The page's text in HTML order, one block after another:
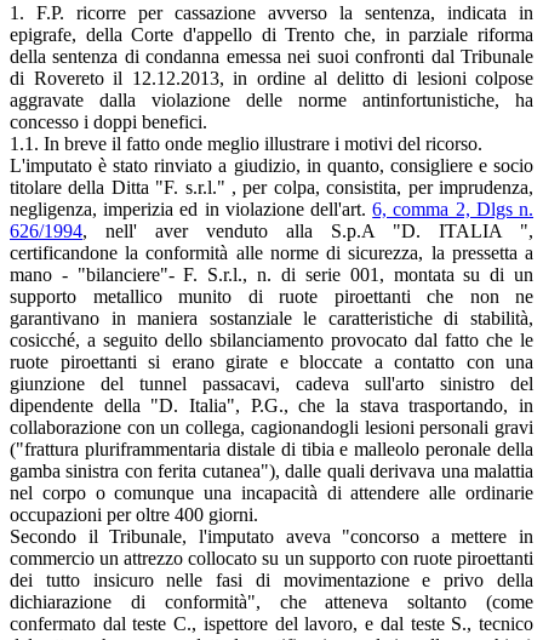
1. F.P. ricorre per cassazione avverso la sentenza, indicata in
epigrafe, della Corte d'appello di Trento che, in parziale riforma
della sentenza di condanna emessa nei suoi confronti dal Tribunale
di Rovereto il 12.12.2013, in ordine al delitto di lesioni colpose
aggravate dalla violazione delle norme antinfortunistiche, ha
concesso i doppi benefici.
1.1. In breve il fatto onde meglio illustrare i motivi del ricorso.
L'imputato è stato rinviato a giudizio, in quanto, consigliere e socio
titolare della Ditta "F. s.r.l." , per colpa, consistita, per imprudenza,
negligenza, imperizia ed in violazione dell'art.6, comma 2, Dlgs n.
626/1994, nell' aver venduto alla S.p.A "D. ITALIA ",
certificandone la conformità alle norme di sicurezza, la pressetta a
mano - "bilanciere"- F. S.r.l., n. di serie 001, montata su di un
supporto metallico munito di ruote piroettanti che non ne
garantivano in maniera sostanziale le caratteristiche di stabilità,
cosicché, a seguito dello sbilanciamento provocato dal fatto che le
ruote piroettanti si erano girate e bloccate a contatto con una
giunzione del tunnel passacavi, cadeva sull'arto sinistro del
dipendente della "D. Italia", P.G., che la stava trasportando, in
collaborazione con un collega, cagionandogli lesioni personali gravi
("frattura pluriframmentaria distale di tibia e malleolo peronale della
gamba sinistra con ferita cutanea"), dalle quali derivava una malattia
nel corpo o comunque una incapacità di attendere alle ordinarie
occupazioni per oltre 400 giorni.
Secondo il Tribunale, l'imputato aveva "concorso a mettere in
commercio un attrezzo collocato su un supporto con ruote piroettanti
dei tutto insicuro nelle fasi di movimentazione e privo della
dichiarazione di conformità", che atteneva soltanto (come
confermato dal teste C., ispettore del lavoro, e dal teste S., tecnico